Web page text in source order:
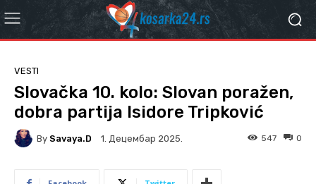
VESTI
Slovačka 10. kolo: Slovan poražen,
dobra partija Isidore Tripković
By Savaya.D 1. Децембар 2025. 0
547